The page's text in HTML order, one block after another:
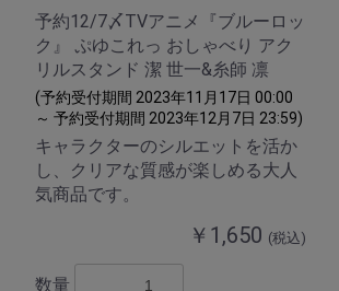
予約12/7〆TVアニメ『ブルーロッ
ク』 ぷゆこれっ おしゃべり アク
リルスタンド 潔 世一&糸師 凛
(予約受付期間 2023年11月17日 00:00
～ 予約受付期間 2023年12月7日 23:59)
キャラクターのシルエットを活か
し、クリアな質感が楽しめる大人
気商品です。
￥1,650 (税込)
数量